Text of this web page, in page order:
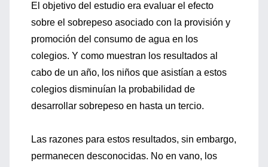
El objetivo del estudio era evaluar el efecto
sobre el sobrepeso asociado con la provisión y
promoción del consumo de agua en los
colegios. Y como muestran los resultados al
cabo de un año, los niños que asistían a estos
colegios disminuían la probabilidad de
desarrollar sobrepeso en hasta un tercio.
Las razones para estos resultados, sin embargo,
permanecen desconocidas. No en vano, los